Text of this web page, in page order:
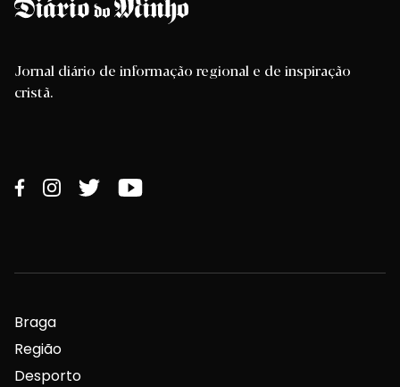
Jornal diário de informação regional e de inspiração
cristã.
Braga
Região
Desporto